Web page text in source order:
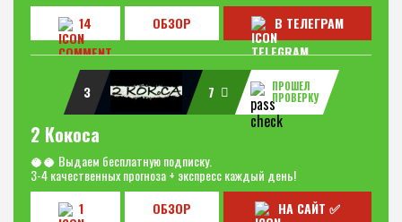
14
ОБЗОР В ТЕЛЕГРАМ
3 7
ПРОШЕЛ
ПРОВЕРКУ
2 Кокоса
🥥🥥 Выдаем бесплатную подписку.
3-4 качественных прогноза + экспресс каждый день!
1
ОБЗОР НА САЙТ ✅